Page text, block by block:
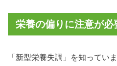
栄養の偏りに注意が必
「新型栄養失調」を知ってい